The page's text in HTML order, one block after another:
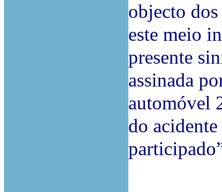
objecto
este meio
presente
assinada
automóvel
do